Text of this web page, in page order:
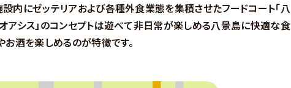
内にゼッテリアおよび各種外食業態を集積させたフードコート「八
アシス」のコンセプトは遊べて非日常が楽しめる八景島に快適な食
お酒を楽しめるのが特徴です。